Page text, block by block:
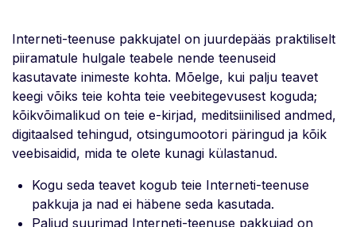
Interneti-teenuse pakkujatel on juurdepääs praktiliselt
piiramatule hulgale teabele nende teenuseid
kasutavate inimeste kohta. Mõelge, kui palju teavet
keegi võiks teie kohta teie veebitegevusest koguda;
kõikvõimalikud on teie e-kirjad, meditsiinilised andmed,
digitaalsed tehingud, otsingumootori päringud ja kõik
veebisaidid, mida te olete kunagi külastanud.
Kogu seda teavet kogub teie Interneti-teenuse
pakkuja ja nad ei häbene seda kasutada.
Paljud suurimad Interneti-teenuse pakkujad on